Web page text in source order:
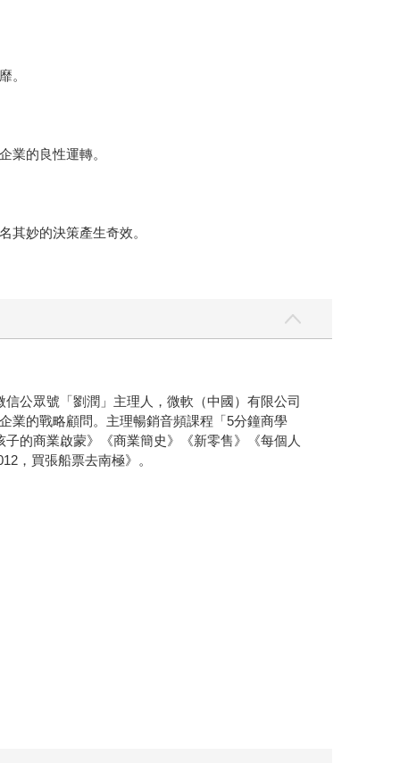
。
業的良性運轉。
其妙的決策產生奇效。
公眾號「劉潤」主理人，微軟（中國）有限公司
業的戰略顧問。主理暢銷音頻課程「5分鐘商學
的商業啟蒙》《商業簡史》《新零售》《每個人
，買張船票去南極》。